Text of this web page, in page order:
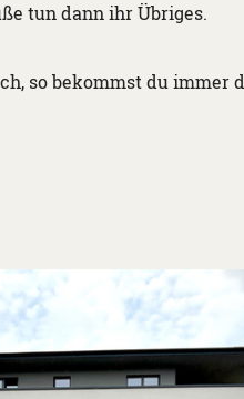
tun dann ihr Übriges.
so bekommst du immer